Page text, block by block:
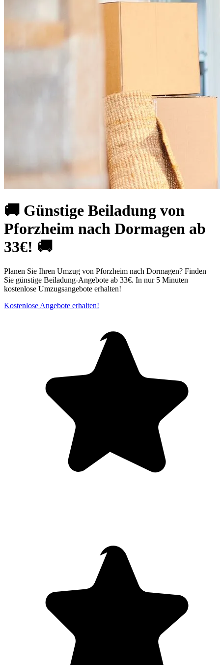
🚚 Günstige Beiladung von
Pforzheim nach Dormagen ab
33€! 🚚
Planen Sie Ihren Umzug von Pforzheim nach Dormagen? Finden
Sie günstige Beiladung-Angebote ab 33€. In nur 5 Minuten
kostenlose Umzugsangebote erhalten!
Kostenlose Angebote erhalten!